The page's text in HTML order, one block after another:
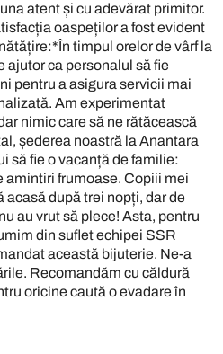
atent și cu adevărat primitor.
oaspeților a fost evident
timpul orelor de vârf la
ajutor ca personalul să fie
pentru a asigura servicii mai
Am experimentat
nimic care să ne rătăcească
șederea noastră la Anantara
să fie o vacanță de familie:
amintiri frumoase. Copiii mei
acasă după trei nopți, dar de
au vrut să plece! Asta, pentru
din suflet echipei SSR
această bijuterie. Ne-a
Recomandăm cu căldură
oricine caută o evadare în